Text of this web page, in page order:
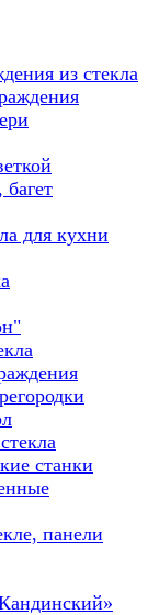
из стекла
багет
для кухни
станки
панели